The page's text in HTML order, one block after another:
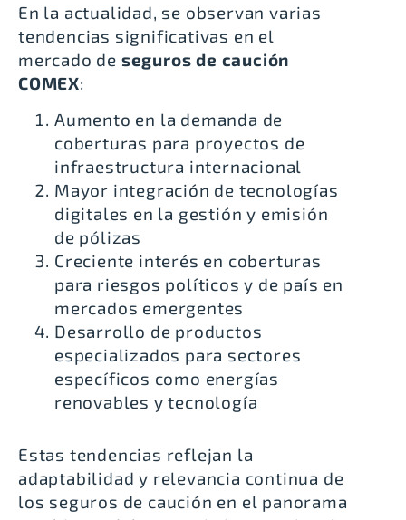
En la actualidad, se observan varias
tendencias significativas en el
mercado de seguros de caución
COMEX:
Aumento en la demanda de
coberturas para proyectos de
infraestructura internacional
Mayor integración de tecnologías
digitales en la gestión y emisión
de pólizas
Creciente interés en coberturas
para riesgos políticos y de país en
mercados emergentes
Desarrollo de productos
especializados para sectores
específicos como energías
renovables y tecnología
Estas tendencias reflejan la
adaptabilidad y relevancia continua de
los seguros de caución en el panorama